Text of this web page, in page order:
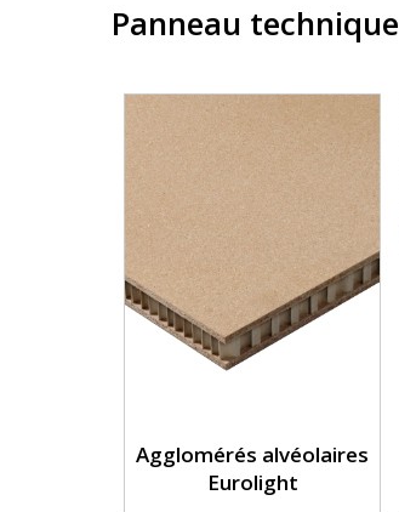
Panneau technique
Agglomérés alvéolaires
Eurolight